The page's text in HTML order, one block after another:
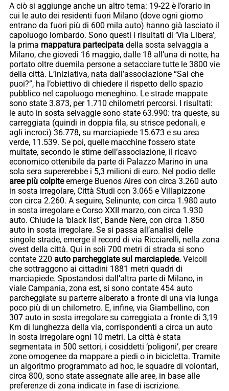
A ciò si aggiunge anche un altro tema: 19-22 è l’orario in
cui le auto dei residenti fuori Milano (dove ogni giorno
entrano da fuori più di 600 mila auto) hanno già lasciato il
capoluogo lombardo. Sono questi i risultati di ‘Via Libera’,
la prima mappatura partecipata della sosta selvaggia a
Milano, che giovedì 16 maggio, dalle 18 all’una di notte, ha
portato oltre duemila persone a setacciare tutte le 3800 vie
della città. L’iniziativa, nata dall’associazione “Sai che
puoi?”, ha l’obiettivo di chiedere il rispetto dello spazio
pubblico nel capoluogo meneghino. Le strade mappate
sono state 3.873, per 1.710 chilometri percorsi. I risultati:
le auto in sosta selvaggie sono state 63.990: tra queste, su
carreggiata (quindi in doppia fila, su strisce pedonali, e
agli incroci) 36.778, su marciapiede 15.673 e su area
verde, 11.539. Se poi, quelle macchine fossero state
multate, secondo le stime dell’associazione, il ricavo
economico ottenibile da parte di Palazzo Marino in una
sola sera supererebbe i 5,3 milioni di euro. Nel podio delle
aree più colpiteemerge Buenos Aires con circa 3.260 auto
in sosta irregolare, Città Studi con 3.065 e Villapizzone
con circa 2.260. A seguire, Selinunte, con circa 1.980 auto
in sosta irregolare e Corso XXII marzo, con circa 1.930
auto. Chiude la ‘black list’, Bande Nere, con circa 1.850
auto in sosta irregolare. Se si passa all’analisi delle
singole strade, emerge il record di via Ricciarelli, nella zona
ovest della città. Qui in soli 700 metri di strada si sono
contate 220 auto parcheggiate sul marciapiede. Veicoli
che sottraggono ai cittadini 1881 metri quadri di
marciapiede. Spostandosi dall’altra parte di Milano, in
viale Campania, zona est, si sono contate 454 auto
parcheggiate su parterre alberato a fronte di una via lunga
poco più di un chilometro. E, infine, via Giambellino, con
307 auto in sosta irregolare su carreggiata a fronte di 3,19
Km di lunghezza della via, corrispondenti a circa un auto
in sosta irregolare ogni 10 metri. La città è stata
segmentata in 500 settori, i cosiddetti ‘poligoni’, per creare
zone omogenee da mappare a piedi o in bicicletta. Tramite
un algoritmo programmato ad hoc, le squadre di volontari,
circa 800, sono state assegnate alle aree, in base alle
preferenze di zona indicate in fase di iscrizione.